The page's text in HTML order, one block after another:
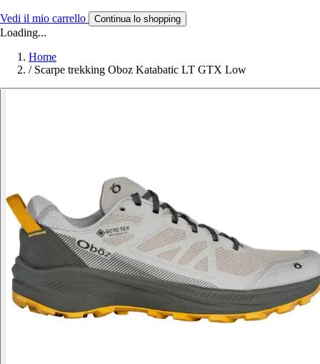
Vedi il mio carrello Continua lo shopping
Loading...
Home
/ Scarpe trekking Oboz Katabatic LT GTX Low